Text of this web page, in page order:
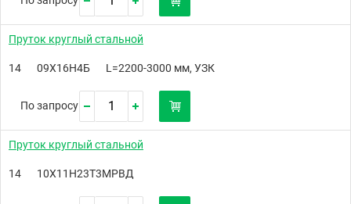
Пруток круглый стальной
14 09Х16Н4Б L=2200-3000 мм, УЗК
По запросу
Пруток круглый стальной
14 10Х11Н23Т3МРВД